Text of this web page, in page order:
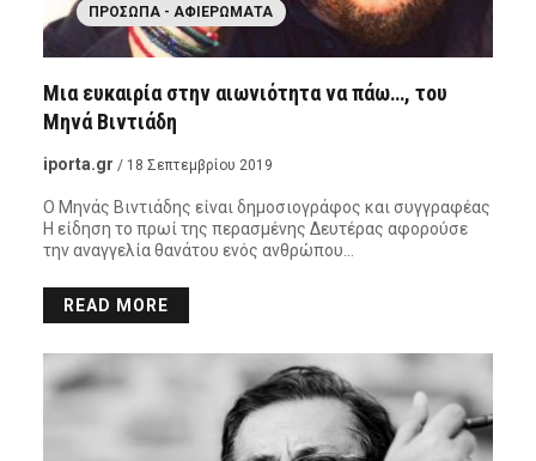
ΠΡΌΣΩΠΑ - ΑΦΙΕΡΏΜΑΤΑ
Μια ευκαιρία στην αιωνιότητα να πάω…, του
Μηνά Βιντιάδη
iporta.gr / 18 Σεπτεμβρίου 2019
Ο Μηνάς Βιντιάδης είναι δημοσιογράφος και συγγραφέας
Η είδηση το πρωί της περασμένης Δευτέρας αφορούσε
την αναγγελία θανάτου ενός ανθρώπου…
READ MORE